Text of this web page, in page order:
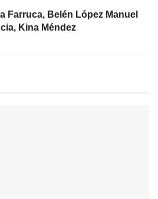
Farruca, Belén López Manuel
Kina Méndez